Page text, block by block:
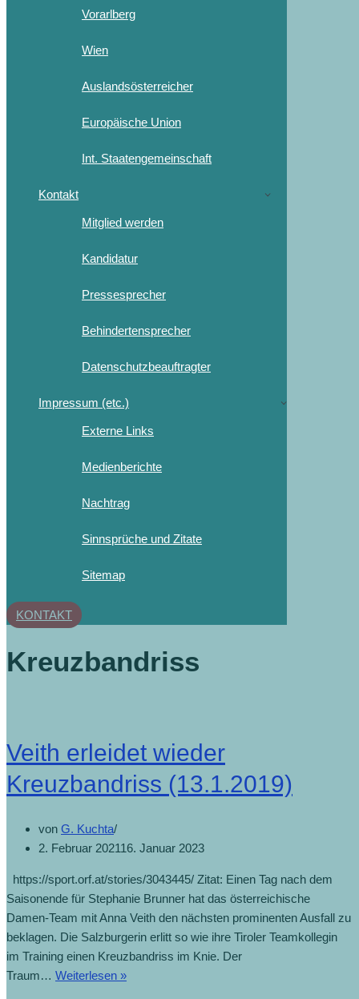
Vorarlberg
Wien
Auslandsösterreicher
Europäische Union
Int. Staatengemeinschaft
Kontakt
Mitglied werden
Kandidatur
Pressesprecher
Behindertensprecher
Datenschutzbeauftragter
Impressum (etc.)
Externe Links
Medienberichte
Nachtrag
Sinnsprüche und Zitate
Sitemap
KONTAKT
Kreuzbandriss
Veith erleidet wieder
Kreuzbandriss (13.1.2019)
von G. Kuchta
2. Februar 202116. Januar 2023
https://sport.orf.at/stories/3043445/ Zitat: Einen Tag nach dem
Saisonende für Stephanie Brunner hat das österreichische
Damen-Team mit Anna Veith den nächsten prominenten Ausfall zu
beklagen. Die Salzburgerin erlitt so wie ihre Tiroler Teamkollegin
im Training einen Kreuzbandriss im Knie. Der
Traum… Weiterlesen »